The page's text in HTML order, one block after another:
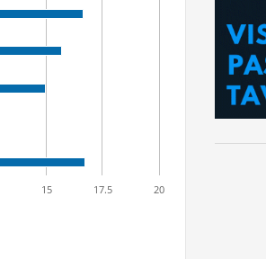
15 17.5 20